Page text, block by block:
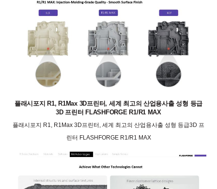
플래시포지 R1, R1Max 3D프린터, 세계 최고의 산업용사출 성형 등급
3D 프린터 FLASHFORGE R1/R1 MAX
플래시포지 R1, R1Max 3D프린터, 세계 최고의 산업용사출 성형 등급3D 프
린터 FLASHFORGE R1/R1 MAX